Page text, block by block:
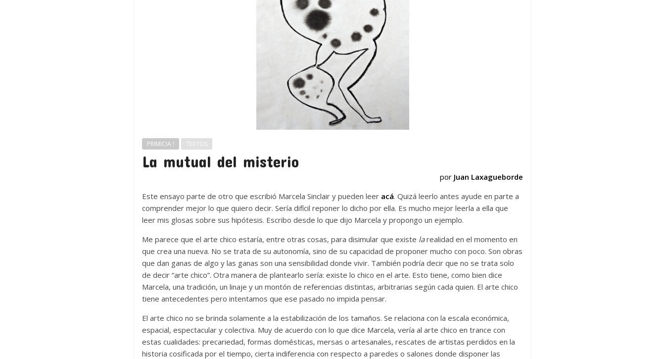
PRIMICIA ! TEXTOS
La mutual del misterio
por Juan Laxagueborde
Este ensayo parte de otro que escribió Marcela Sinclair y pueden leer acá. Quizá leerlo antes ayude en parte a
comprender mejor lo que quiero decir. Sería difícil reponer lo dicho por ella. Es mucho mejor leerla a ella que
leer mis glosas sobre sus hipótesis. Escribo desde lo que dijo Marcela y propongo un ejemplo.
Me parece que el arte chico estaría, entre otras cosas, para disimular que existe larealidad en el momento en
que crea una nueva. No se trata de su autonomía, sino de su capacidad de proponer mucho con poco. Son obras
que dan ganas de algo y las ganas son una sensibilidad donde vivir. También podría decir que no se trata solo
de decir “arte chico”. Otra manera de plantearlo sería: existe lo chico en el arte. Esto tiene, como bien dice
Marcela, una tradición, un linaje y un montón de referencias distintas, arbitrarias según cada quien. El arte chico
tiene antecedentes pero intentamos que ese pasado no impida pensar.
El arte chico no se brinda solamente a la estabilización de los tamaños. Se relaciona con la escala económica,
espacial, espectacular y colectiva. Muy de acuerdo con lo que dice Marcela, vería al arte chico en trance con
estas cualidades: precariedad, formas domésticas, mersas o artesanales, rescates de artistas perdidos en la
historia cosificada por el tiempo, cierta indiferencia con respecto a paredes o salones donde disponer las